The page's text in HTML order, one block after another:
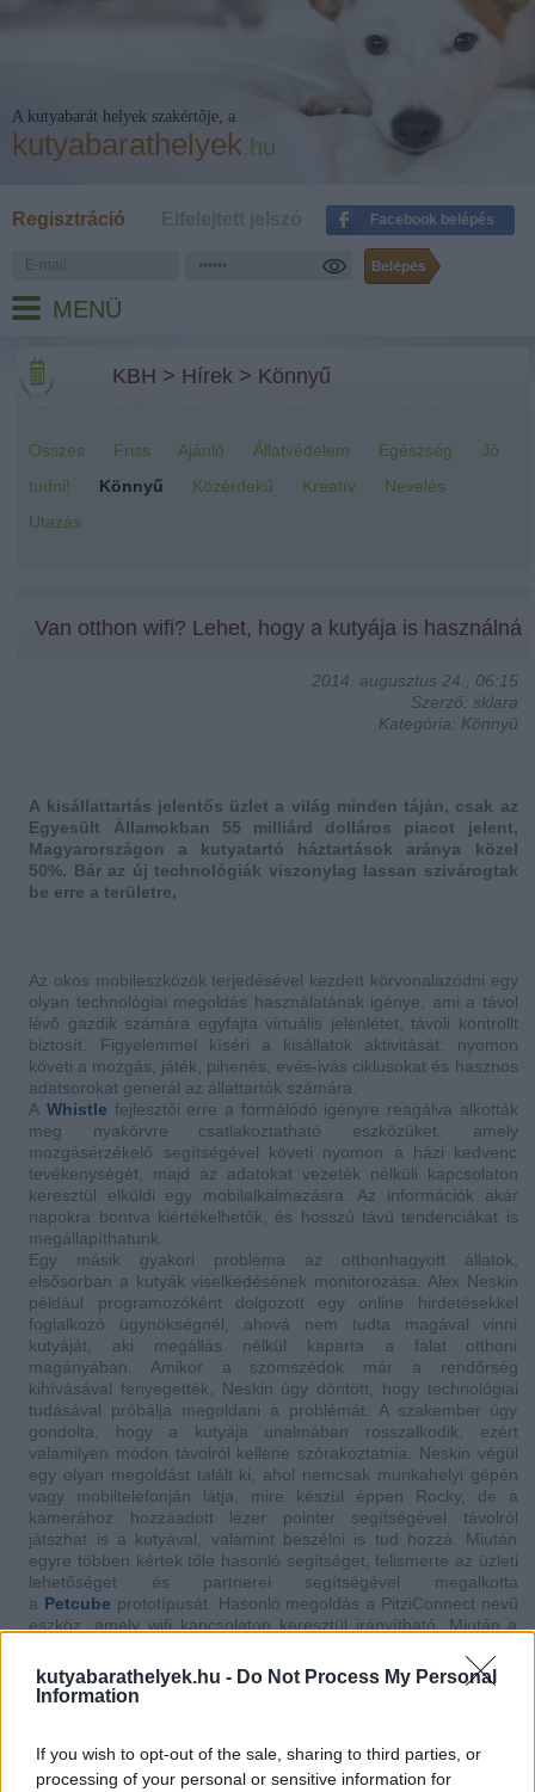
kutyabarathelyek.hu - Do Not Process My Personal
Information
If you wish to opt-out of the sale, sharing to third parties, or
processing of your personal or sensitive information for
A kutyabarát helyek szakértője, a
kutyabarathelyek.hu
Regisztráció Facebook belépés
MENÜ
KBH > Hírek > Könnyű
Összes Friss Ajánló Állatvédelem Egészség
Jó
tudni!
Könnyű Közérdekű Kreatív
Nevelés
Utazás
Van otthon wifi? Lehet, hogy a kutyája is használná
2014. augusztus 24., 06:15
Szerző: sklara
Kategória: Könnyű
A kisállattartás jelentős üzlet a világ minden táján, csak az
Egyesült Államokban 55 milliárd dolláros piacot jelent,
Magyarországon a kutyatartó háztartások aránya közel
50%. Bár az új technológiák viszonylag lassan szivárogtak
be erre a területre,
Az okos mobileszközök terjedésével kezdett körvonalazódni egy
olyan technológiai megoldás használatának igénye, ami a távol
lévő gazdik számára egyfajta virtuális jelenlétet, távoli kontrollt
biztosít. Figyelemmel kíséri a kisállatok aktivitását: nyomon
követi a mozgás, játék, pihenés, evés-ivás ciklusokat és hasznos
adatsorokat generál az állattartók számára.
AWhistle fejlesztői erre a formálódó igényre reagálva alkották
meg nyakörvre csatlakoztatható eszközüket, amely
mozgásérzékelő segítségével követi nyomon a házi kedvenc
tevékenységét, majd az adatokat vezeték nélküli kapcsolaton
keresztül elküldi egy mobilalkalmazásra. Az információk akár
napokra bontva kiértékelhetők, és hosszú távú tendenciákat is
megállapíthatunk.
Egy másik gyakori probléma az otthonhagyott állatok,
elsősorban a kutyák viselkedésének monitorozása. Alex Neskin
például programozóként dolgozott egy online hirdetésekkel
foglalkozó ügynökségnél, ahová nem tudta magával vinni
kutyáját, aki megállás nélkül kaparta a falat otthoni
magányában. Amikor a szomszédok már a rendőrség
kihívásával fenyegették, Neskin úgy döntött, hogy technológiai
tudásával próbálja megoldani a problémát. A szakember úgy
gondolta, hogy a kutyája unalmában rosszalkodik, ezért
valamilyen módon távolról kellene szórakoztatnia. Neskin végül
egy olyan megoldást talált ki, ahol nemcsak munkahelyi gépén
vagy mobiltelefonján látja, mire készül éppen Rocky, de a
kamerához hozzáadott lézer pointer segítségével távolról
játszhat is a kutyával, valamint beszélni is tud hozzá. Miután
egyre többen kértek tőle hasonló segítséget, felismerte az üzleti
lehetőséget és partnerei segítségével megalkotta
a Petcube prototípusát. Hasonló megoldás a PitziConnect nevű
eszköz, amely wifi kapcsolaton keresztül irányítható. Miután a
mobiltelefonunkon vagy táblagépünkön keresztül beszélhetünk
kedvenceinkkel, láthatjuk őket, és gombnyomásra jutalmat is
Vigyél haza